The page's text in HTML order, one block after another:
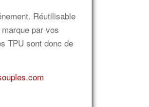
Réutilisable
par vos
TPU sont donc de